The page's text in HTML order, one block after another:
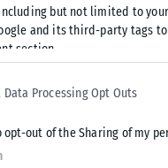
but not limited to
and its third-party tags
section.
Data Processing Opt Outs
opt-out of the Sharing of my
υποχρεωτική
του